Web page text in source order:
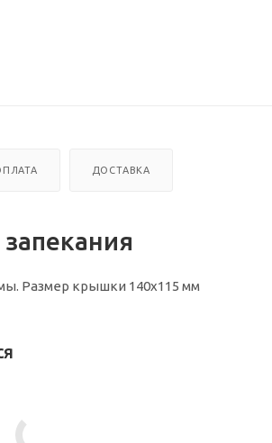
ДОСТАВКА
Размер крышки 140х115 мм